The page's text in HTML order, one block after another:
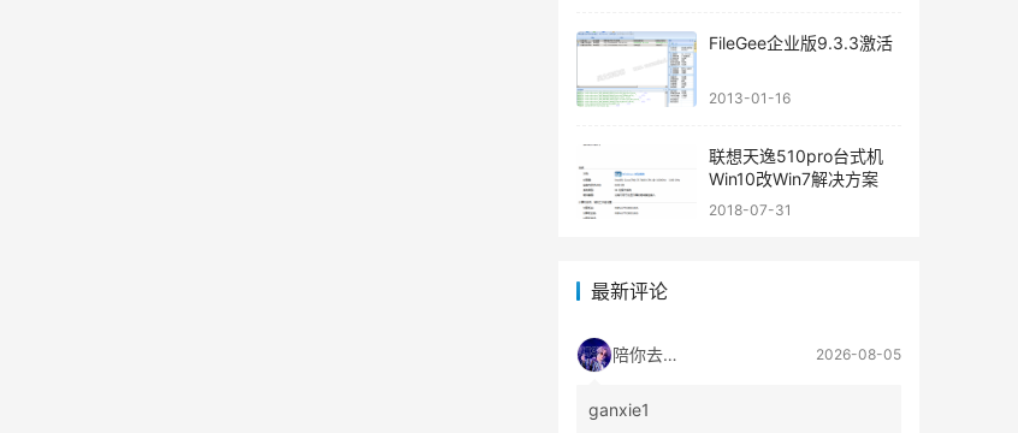
FileGee企业版9.3.3激活
2013-01-16
联想天逸510pro台式机
Win10改Win7解决方案
2018-07-31
最新评论
陪你去流浪 2026-08-05
ganxie1